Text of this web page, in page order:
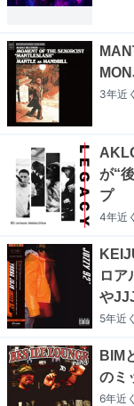
3年近く
が“
プ
4年近く
ロア
や
5年近く
BIM
のミ
6年近く